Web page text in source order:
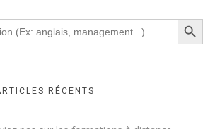
Search Button
RÉCENTS